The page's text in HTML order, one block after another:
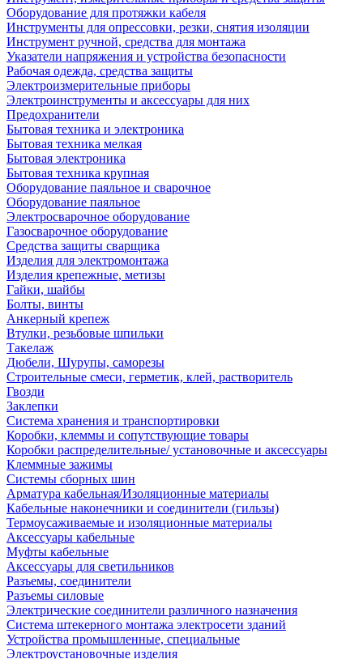
Оборудование для протяжки кабеля
Инструменты для опрессовки, резки, снятия изоляции
Инструмент ручной, средства для монтажа
Указатели напряжения и устройства безопасности
Рабочая одежда, средства защиты
Электроизмерительные приборы
Электроинструменты и аксессуары для них
Предохранители
Бытовая техника и электроника
Бытовая техника мелкая
Бытовая электроника
Бытовая техника крупная
Оборудование паяльное и сварочное
Оборудование паяльное
Электросварочное оборудование
Газосварочное оборудование
Средства защиты сварщика
Изделия для электромонтажа
Изделия крепежные, метизы
Гайки, шайбы
Болты, винты
Анкерный крепеж
Втулки, резьбовые шпильки
Такелаж
Дюбели, Шурупы, саморезы
Строительные смеси, герметик, клей, растворитель
Гвозди
Заклепки
Система хранения и транспортировки
Коробки, клеммы и сопутствующие товары
Коробки распределительные/ установочные и аксессуары
Клеммные зажимы
Системы сборных шин
Арматура кабельная/Изоляционные материалы
Кабельные наконечники и соединители (гильзы)
Термоусаживаемые и изоляционные материалы
Аксессуары кабельные
Муфты кабельные
Аксессуары для светильников
Разъемы, соединители
Разъемы силовые
Электрические соединители различного назначения
Система штекерного монтажа электросети зданий
Устройства промышленные, специальные
Электроустановочные изделия